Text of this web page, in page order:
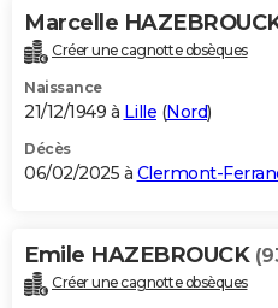
Bricolage
Lifestyle
Culture
Sport
Auto
Television
Voyage
Cinema
Marcelle
Créer une cagnotte obsèques
Naissance
21/12/1949 à Lille (Nord)
Décès
06/02/2025 à Clermont-
Emile HAZEBROUCK
Créer une cagnotte obsèques